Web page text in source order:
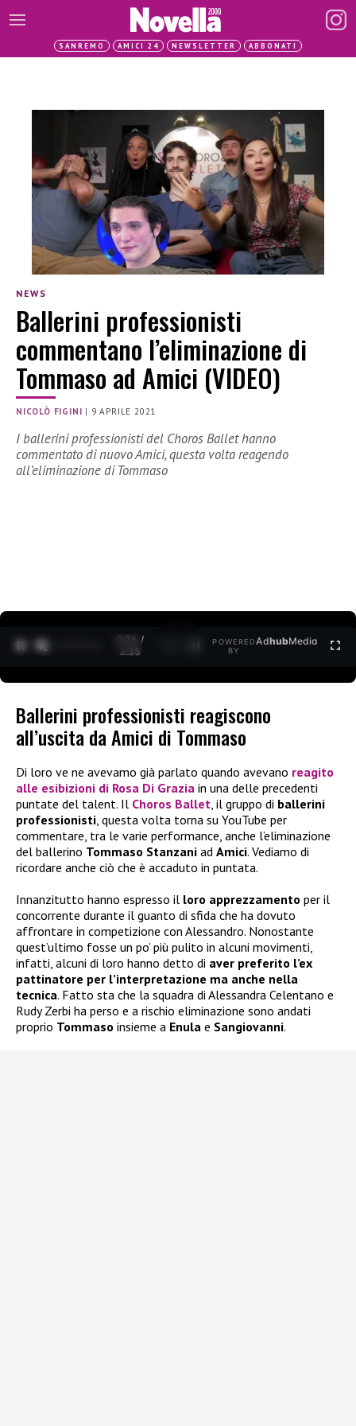
SANREMO AMICI 24 NEWSLETTER ABBONATI
NEWS
Ballerini professionisti
commentano l’eliminazione di
Tommaso ad Amici (VIDEO)
NICOLÒ FIGINI | 9 APRILE 2021
I ballerini professionisti del Choros Ballet hanno
commentato di nuovo Amici, questa volta reagendo
all’eliminazione di Tommaso
0:27 /
3:35
POWERED
BY
AdhubMedia
Ballerini professionisti reagiscono
all’uscita da Amici di Tommaso
Di loro ve ne avevamo già parlato quando avevano reagito
alle esibizioni di Rosa Di Grazia in una delle precedenti
puntate del talent. Il Choros Ballet, il gruppo di ballerini
professionisti, questa volta torna su YouTube per
commentare, tra le varie performance, anche l’eliminazione
del ballerino Tommaso Stanzani ad Amici. Vediamo di
ricordare anche ciò che è accaduto in puntata.
Innanzitutto hanno espresso il loro apprezzamento per il
concorrente durante il guanto di sfida che ha dovuto
affrontare in competizione con Alessandro. Nonostante
quest’ultimo fosse un po’ più pulito in alcuni movimenti,
infatti, alcuni di loro hanno detto di aver preferito l’ex
pattinatore per l’interpretazione ma anche nella
tecnica. Fatto sta che la squadra di Alessandra Celentano e
Rudy Zerbi ha perso e a rischio eliminazione sono andati
proprio Tommaso insieme a Enula e Sangiovanni.